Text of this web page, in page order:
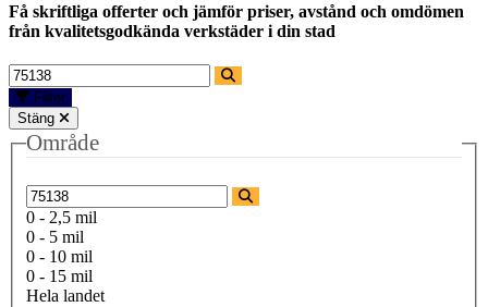
Få skriftliga offerter och jämför priser, avstånd och omdömen
från kvalitetsgodkända verkstäder i din stad
Filter
Stäng
Område
0 - 2,5 mil
0 - 5 mil
0 - 10 mil
0 - 15 mil
Hela landet